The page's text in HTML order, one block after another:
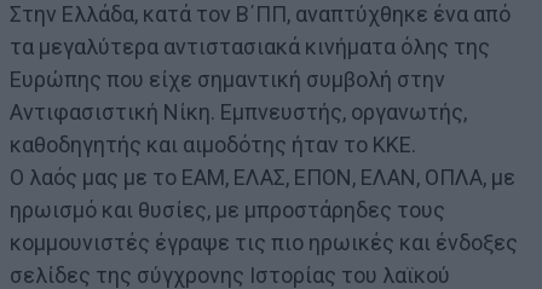
Στην Ελλάδα, κατά τον Β΄ΠΠ, αναπτύχθηκε ένα από
τα μεγαλύτερα αντιστασιακά κινήματα όλης της
Ευρώπης που είχε σημαντική συμβολή στην
Αντιφασιστική Νίκη. Εμπνευστής, οργανωτής,
καθοδηγητής και αιμοδότης ήταν το ΚΚΕ.
Ο λαός μας με το ΕΑΜ, ΕΛΑΣ, ΕΠΟΝ, ΕΛΑΝ, ΟΠΛΑ, με
ηρωισμό και θυσίες, με μπροστάρηδες τους
κομμουνιστές έγραψε τις πιο ηρωικές και ένδοξες
σελίδες της σύγχρονης Ιστορίας του λαϊκού